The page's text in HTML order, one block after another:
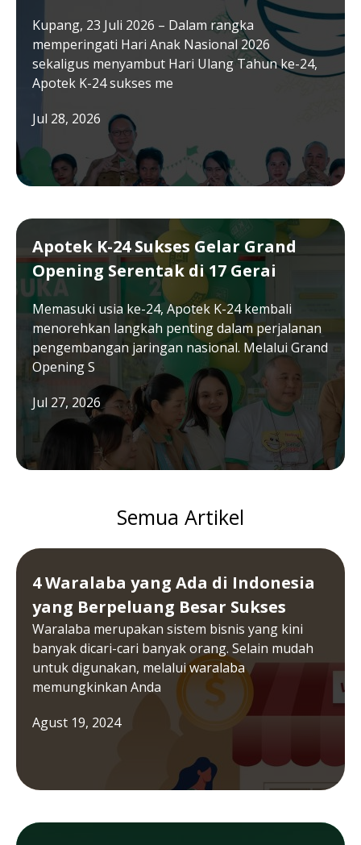
Kupang, 23 Juli 2026 – Dalam rangka
memperingati Hari Anak Nasional 2026
sekaligus menyambut Hari Ulang Tahun ke-24,
Apotek K-24 sukses me
Jul 28, 2026
Apotek K-24 Sukses Gelar Grand
Opening Serentak di 17 Gerai
Memasuki usia ke-24, Apotek K-24 kembali
menorehkan langkah penting dalam perjalanan
pengembangan jaringan nasional. Melalui Grand
Opening S
Jul 27, 2026
Semua Artikel
4 Waralaba yang Ada di Indonesia
yang Berpeluang Besar Sukses
Waralaba merupakan sistem bisnis yang kini
banyak dicari-cari banyak orang. Selain mudah
untuk digunakan, melalui waralaba
memungkinkan Anda
Agust 19, 2024